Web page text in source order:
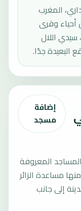
المغرب
أحياء وقرى
سيدي اللال
البعيدة جدًا.
إضافة
مسجد
المعروفة
مساعدة الزائر
إلى جانب